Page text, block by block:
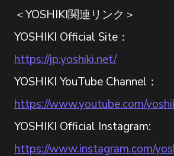
＜YOSHIKI関連リンク＞
YOSHIKI Official Site：
https://jp.yoshiki.net/
YOSHIKI YouTube Channel：
https://www.youtube.com/
YOSHIKI Official Instagram:
https://www.instagram.com/